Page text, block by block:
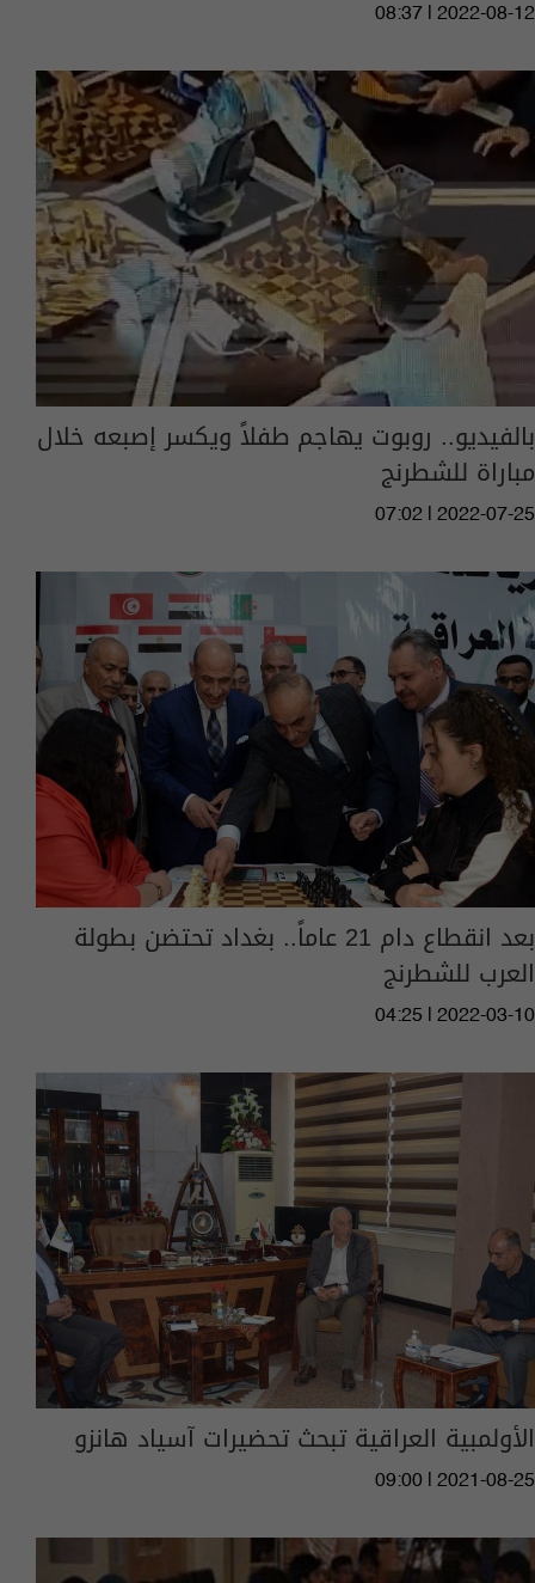
08:37 | 2022-08-12
بالفيديو.. روبوت يهاجم طفلاً ويكسر إصبعه خلال
مباراة للشطرنج
07:02 | 2022-07-25
بعد انقطاع دام 21 عاماً.. بغداد تحتضن بطولة
العرب للشطرنج
04:25 | 2022-03-10
الأولمبية العراقية تبحث تحضيرات آسياد هانزو
09:00 | 2021-08-25